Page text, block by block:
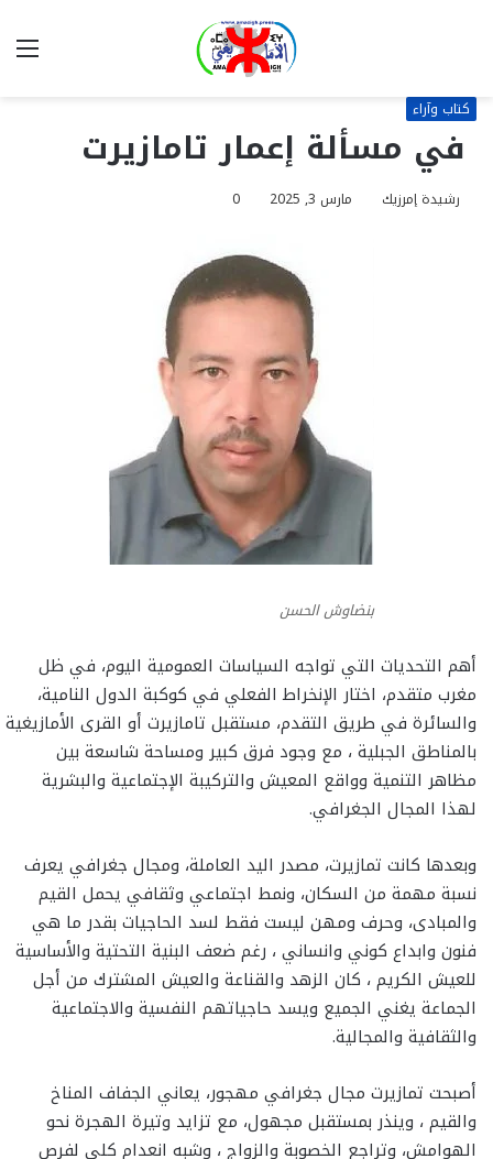
كتاب وآراء
في مسألة إعمار تامازيرت
رشيدة إمرزيك مارس 3, 2025 0
بنضاوش الحسن
أهم التحديات التي تواجه السياسات العمومية اليوم، في ظل
مغرب متقدم، اختار الإنخراط الفعلي في كوكبة الدول النامية،
والسائرة في طريق التقدم، مستقبل تامازيرت أو القرى الأمازيغية
بالمناطق الجبلية ، مع وجود فرق كبير ومساحة شاسعة بين
مظاهر التنمية وواقع المعيش والتركيبة الإجتماعية والبشرية
لهذا المجال الجغرافي.
وبعدها كانت تمازيرت، مصدر اليد العاملة، ومجال جغرافي يعرف
نسبة مهمة من السكان، ونمط اجتماعي وثقافي يحمل القيم
والمبادى، وحرف ومهن ليست فقط لسد الحاجيات بقدر ما هي
فنون وابداع كوني وانساني ، رغم ضعف البنية التحتية والأساسية
للعيش الكريم ، كان الزهد والقناعة والعيش المشترك من أجل
الجماعة يغني الجميع ويسد حاجياتهم النفسية والاجتماعية
والثقافية والمجالية.
أصبحت تمازيرت مجال جغرافي مهجور، يعاني الجفاف المناخ
والقيم ، وينذر بمستقبل مجهول، مع تزايد وتيرة الهجرة نحو
الهوامش، وتراجع الخصوبة والزواج ، وشبه انعدام كلي لفرص